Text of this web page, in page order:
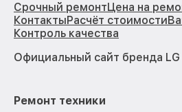
Срочный ремонтЦена на
КонтактыРасчёт стоимости
Контроль качества
Официальный сайт бренда LG
Ремонт техники